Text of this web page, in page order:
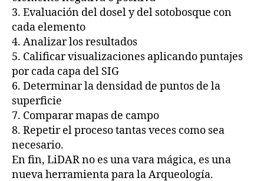
3. Evaluación del dosel y del sotobosque con
cada elemento
4. Analizar los resultados
5. Calificar visualizaciones aplicando puntajes
por cada capa del SIG
6. Determinar la densidad de puntos de la
superficie
7. Comparar mapas de campo
8. Repetir el proceso tantas veces como sea
necesario.
En fin, LiDAR no es una vara mágica, es una
nueva herramienta para la Arqueología.